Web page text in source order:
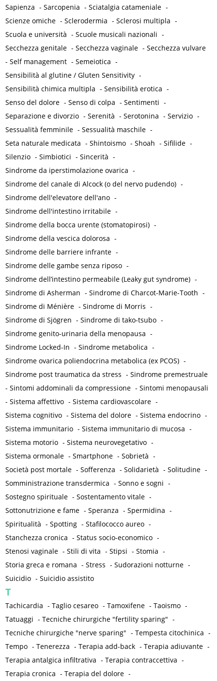
Sapienza -Sarcopenia -Sciatalgia catameniale -
Scienze omiche -Sclerodermia -Sclerosi multipla -
Scuola e università -Scuole musicali nazionali -
Secchezza genitale -Secchezza vaginale -Secchezza vulvare
-Self management -Semeiotica -
Sensibilità al glutine / Gluten Sensitivity -
Sensibilità chimica multipla -Sensibilità erotica -
Senso del dolore -Senso di colpa -Sentimenti -
Separazione e divorzio -Serenità -Serotonina -Servizio -
Sessualità femminile -Sessualità maschile -
Seta naturale medicata -Shintoismo -Shoah -Sifilide -
Silenzio -Simbiotici -Sincerità -
Sindrome da iperstimolazione ovarica -
Sindrome del canale di Alcock (o del nervo pudendo) -
Sindrome dell'elevatore dell'ano -
Sindrome dell'intestino irritabile -
Sindrome della bocca urente (stomatopirosi) -
Sindrome della vescica dolorosa -
Sindrome delle barriere infrante -
Sindrome delle gambe senza riposo -
Sindrome dell’intestino permeabile (Leaky gut syndrome) -
Sindrome di Asherman -Sindrome di Charcot-Marie-Tooth -
Sindrome di Ménière -Sindrome di Morris -
Sindrome di Sjögren -Sindrome di tako-tsubo -
Sindrome genito-urinaria della menopausa -
Sindrome Locked-In -Sindrome metabolica -
Sindrome ovarica poliendocrina metabolica (ex PCOS) -
Sindrome post traumatica da stress -Sindrome premestruale
-Sintomi addominali da compressione -Sintomi menopausali
-Sistema affettivo -Sistema cardiovascolare -
Sistema cognitivo -Sistema del dolore -Sistema endocrino -
Sistema immunitario -Sistema immunitario di mucosa -
Sistema motorio -Sistema neurovegetativo -
Sistema ormonale -Smartphone -Sobrietà -
Società post mortale -Sofferenza -Solidarietà -Solitudine -
Somministrazione transdermica -Sonno e sogni -
Sostegno spirituale -Sostentamento vitale -
Sottonutrizione e fame -Speranza -Spermidina -
Spiritualità -Spotting -Stafilococco aureo -
Stanchezza cronica -Status socio-economico -
Stenosi vaginale -Stili di vita -Stipsi -Stomia -
Storia greca e romana -Stress -Sudorazioni notturne -
Suicidio -Suicidio assistito
T
Tachicardia -Taglio cesareo -Tamoxifene -Taoismo -
Tatuaggi -Tecniche chirurgiche "fertility sparing" -
Tecniche chirurgiche "nerve sparing" -Tempesta citochinica -
Tempo -Tenerezza -Terapia add-back -Terapia adiuvante -
Terapia antalgica infiltrativa -Terapia contraccettiva -
Terapia cronica -Terapia del dolore -